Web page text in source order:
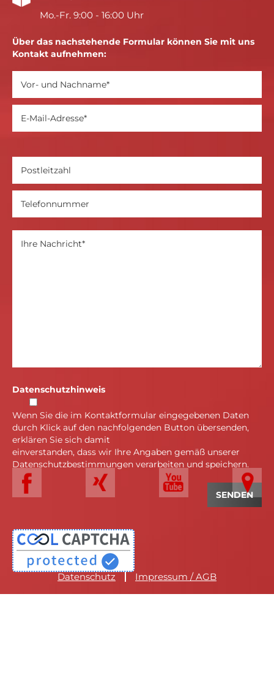
Mo.-Fr. 9:00 - 16:00 Uhr
Über das nachstehende Formular können Sie mit uns
Kontakt aufnehmen:
Datenschutzhinweis
Wenn Sie die im Kontaktformular eingegebenen Daten
durch Klick auf den nachfolgenden Button übersenden,
erklären Sie sich damit
einverstanden, dass wir Ihre Angaben gemäß unserer
Datenschutzbestimmungen verarbeiten und speichern.
Datenschutz Impressum / AGB